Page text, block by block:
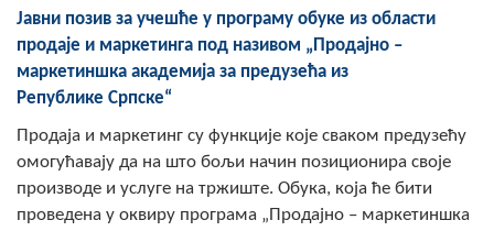
Заштита од пожара
COVID 19
Геоистраживања
ФИНАНСИЈЕ
ПРИВРЕДА
Јавни позив за учешће у програму обуке из области
продаје и маркетинга под називом „Продајно –
маркетиншка академија за предузећа из
Републике Српске“
Продаја и маркетинг су функције које сваком предузећу
омогућавају да на што бољи начин позиционира своје
производе и услуге на тржиште. Обука, која ће бити
проведена у оквиру програма „Продајно – маркетиншка